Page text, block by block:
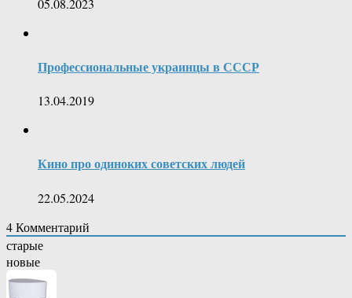
Профессиональные украинцы в СССР
13.04.2019
Кино про одиноких советских людей
22.05.2024
4Комментарий
старые
новые